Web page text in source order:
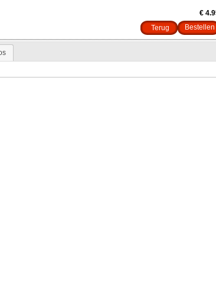
€
Terug